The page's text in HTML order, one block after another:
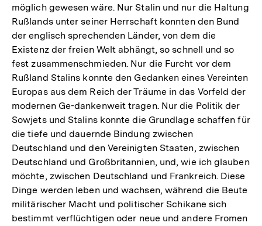
möglich gewesen wäre. Nur Stalin und nur die Haltung
Rußlands unter seiner Herrschaft konnten den Bund
der englisch sprechenden Länder, von dem die
Existenz der freien Welt abhängt, so schnell und so
fest zusammenschmieden. Nur die Furcht vor dem
Rußland Stalins konnte den Gedanken eines Vereinten
Europas aus dem Reich der Träume in das Vorfeld der
modernen Ge-dankenweit tragen. Nur die Politik der
Sowjets und Stalins konnte die Grundlage schaffen für
die tiefe und dauernde Bindung zwischen
Deutschland und den Vereinigten Staaten, zwischen
Deutschland und Großbritannien, und, wie ich glauben
möchte, zwischen Deutschland und Frankreich. Diese
Dinge werden leben und wachsen, während die Beute
militärischer Macht und politischer Schikane sich
bestimmt verflüchtigen oder neue und andere Fromen